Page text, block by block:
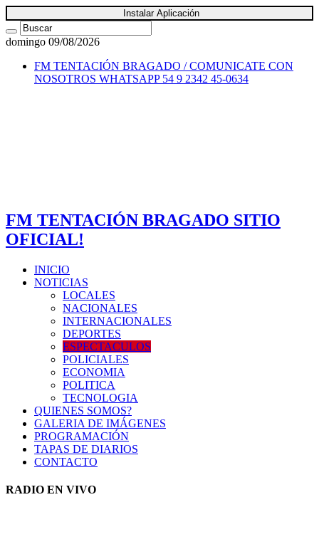
Instalar Aplicación
domingo 09/08/2026
FM TENTACIÓN BRAGADO / COMUNICATE CON
NOSOTROS WHATSAPP 54 9 2342 45-0634
FM TENTACIÓN BRAGADO SITIO
OFICIAL!
INICIO
NOTICIAS
LOCALES
NACIONALES
INTERNACIONALES
DEPORTES
ESPECTACULOS
POLICIALES
ECONOMIA
POLITICA
TECNOLOGIA
QUIENES SOMOS?
GALERIA DE IMÁGENES
PROGRAMACIÓN
TAPAS DE DIARIOS
CONTACTO
RADIO EN VIVO